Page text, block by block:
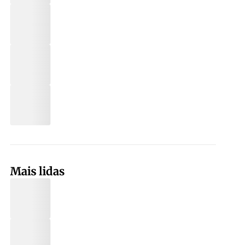
Mais lidas